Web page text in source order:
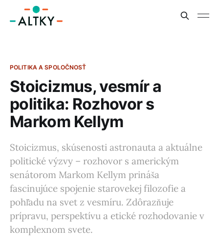
POLITIKA A SPOLOČNOSŤ
Stoicizmus, vesmír a
politika: Rozhovor s
Markom Kellym
Stoicizmus, skúsenosti astronauta a aktuálne
politické výzvy – rozhovor s americkým
senátorom Markom Kellym prináša
fascinujúce spojenie starovekej filozofie a
pohľadu na svet z vesmíru. Zdôrazňuje
prípravu, perspektívu a etické rozhodovanie v
komplexnom svete.